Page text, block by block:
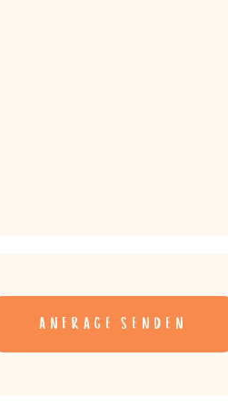
anfrage senden